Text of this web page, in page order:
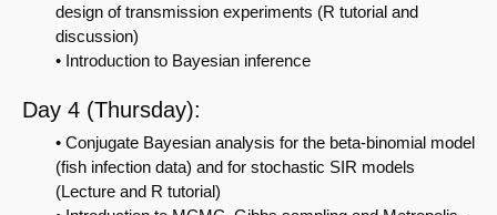
design of transmission experiments (R tutorial and
discussion)
• Introduction to Bayesian inference
Day 4 (Thursday):
• Conjugate Bayesian analysis for the beta-binomial model
(fish infection data) and for stochastic SIR models
(Lecture and R tutorial)